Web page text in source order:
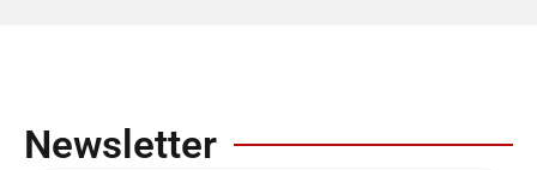
Newsletter